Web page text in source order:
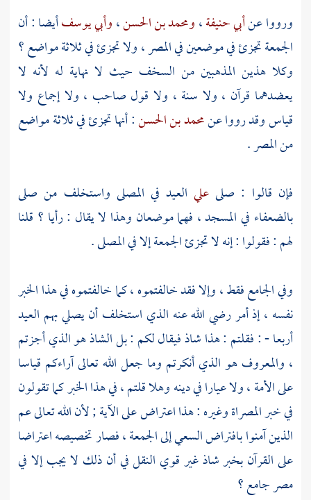
ورووا عنأبي حنيفة،ومحمد بن الحسن،وأبي يوسفأيضا : أن
الجمعة تجزئ في موضعين في المصر ، ولا تجزئ في ثلاثة مواضع ؟
وكلا هذين المذهبين من السخف حيث لا نهاية له لأنه لا
يعضدهما قرآن ، ولا سنة ، ولا قول صاحب ، ولا إجماع ولا
قياس وقد رووا عنمحمد بن الحسن: أنها تجزئ في ثلاثة مواضع
من المصر .
فإن قالوا : صلى علي العيد في المصلى واستخلف من صلى
بالضعفاء في المسجد ، فهما موضعان وهذا لا يقال : رأيا ؟ قلنا
لهم : فقولوا : إنه لا تجزئ الجمعة إلا في المصلى .
وفي الجامع فقط ، وإلا فقد خالفتموه ، كما خالفتموه في هذا الخبر
نفسه ، إذ أمر رضي الله عنه الذي استخلف أن يصلي بهم العيد
أربعا - : فقلتم : هذا شاذ فيقال لكم : بل الشاذ هو الذي أجزتم
، والمعروف هو الذي أنكرتم وما جعل الله تعالى آراءكم قياسا
على الأمة ، ولا عيارا في دينه وهلا قلتم ، في هذا الخبر كما تقولون
في خبر المصراة وغيره : هذا اعتراض على الآية ; لأن الله تعالى عم
الذين آمنوا بافتراض السعي إلى الجمعة ، فصار تخصيصه اعتراضا
على القرآن بخبر شاذ غير قوي النقل في أن ذلك لا يجب إلا في
مصر جامع ؟